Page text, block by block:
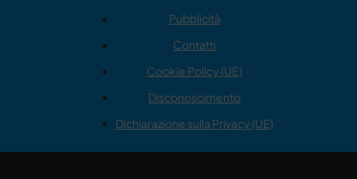
Pubblicità
Contatti
Cookie Policy (UE)
Disconoscimento
Dichiarazione sulla Privacy (UE)